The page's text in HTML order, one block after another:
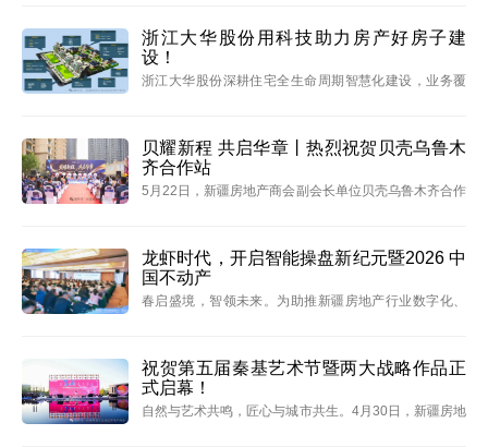
长王家梁实业叶梓青、包献华，金桥诚通房产张喜军，
旭瑞
浙江大华股份用科技助力房产好房子建
设！
浙江大华股份深耕住宅全生命周期智慧化建设，业务覆
站式智慧社区整体解决方案。
贝耀新程 共启华章丨热烈祝贺贝壳乌鲁木
齐合作站
5月22日，新疆房地产商会副会长单位贝壳乌鲁木齐合作
席并致辞。本次庆典现场宾客云集，行业商协会领导、
品牌合
龙虾时代，开启智能操盘新纪元暨2026 中
国不动产
春启盛境，智领未来。为助推新疆房地产行业数字化、
2026 中国不动产 AI 营销创新论坛・新疆站」活动圆满
祝贺第五届秦基艺术节暨两大战略作品正
式启幕！
自然与艺术共鸣，匠心与城市共生。4月30日，新疆房地